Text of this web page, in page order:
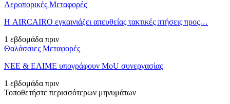
Αεροπορικές Μεταφορές
Η AIRCAIRO εγκαινιάζει απευθείας τακτικές πτήσεις προς…
1 εβδομάδα πριν
Θαλάσσιες Μεταφορές
ΝΕΕ & ΕΛΙΜΕ υπογράφουν MoU συνεργασίας
1 εβδομάδα πριν
Τοποθετήστε περισσότερων μηνυμάτων